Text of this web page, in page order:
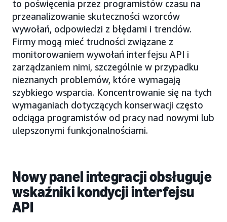
to poświęcenia przez programistów czasu na
przeanalizowanie skuteczności wzorców
wywołań, odpowiedzi z błędami i trendów.
Firmy mogą mieć trudności związane z
monitorowaniem wywołań interfejsu API i
zarządzaniem nimi, szczególnie w przypadku
nieznanych problemów, które wymagają
szybkiego wsparcia. Koncentrowanie się na tych
wymaganiach dotyczących konserwacji często
odciąga programistów od pracy nad nowymi lub
ulepszonymi funkcjonalnościami.
Nowy panel integracji obsługuje
wskaźniki kondycji interfejsu
API